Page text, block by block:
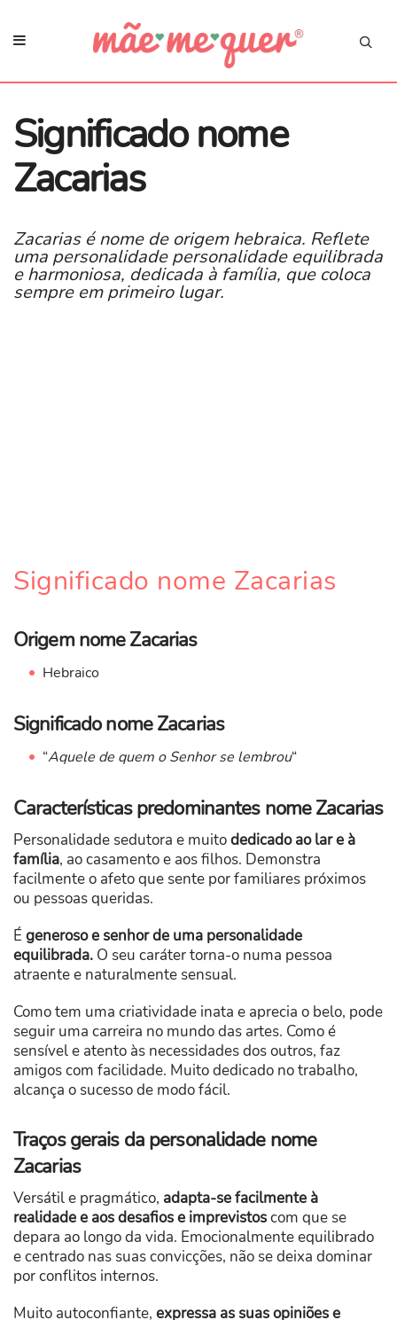
Significado nome
Zacarias
Zacarias é nome de origem hebraica. Reflete
uma personalidade personalidade equilibrada
e harmoniosa, dedicada à família, que coloca
sempre em primeiro lugar.
Significado nome Zacarias
Origem nome Zacarias
Hebraico
Significado nome Zacarias
“Aquele de quem o Senhor se lembrou“
Características predominantes nome Zacarias
Personalidade sedutora e muitodedicado ao lar e à
família, ao casamento e aos filhos. Demonstra
facilmente o afeto que sente por familiares próximos
ou pessoas queridas.
É generoso e senhor de uma personalidade
equilibrada. O seu caráter torna-o numa pessoa
atraente e naturalmente sensual.
Como tem uma criatividade inata e aprecia o belo, pode
seguir uma carreira no mundo das artes. Como é
sensível e atento às necessidades dos outros, faz
amigos com facilidade. Muito dedicado no trabalho,
alcança o sucesso de modo fácil.
Traços gerais da personalidade nome
Zacarias
Versátil e pragmático, adapta-se facilmente à
realidade e aos desafios e imprevistoscom que se
depara ao longo da vida. Emocionalmente equilibrado
e centrado nas suas convicções, não se deixa dominar
por conflitos internos.
Muito autoconfiante, expressa as suas opiniões e